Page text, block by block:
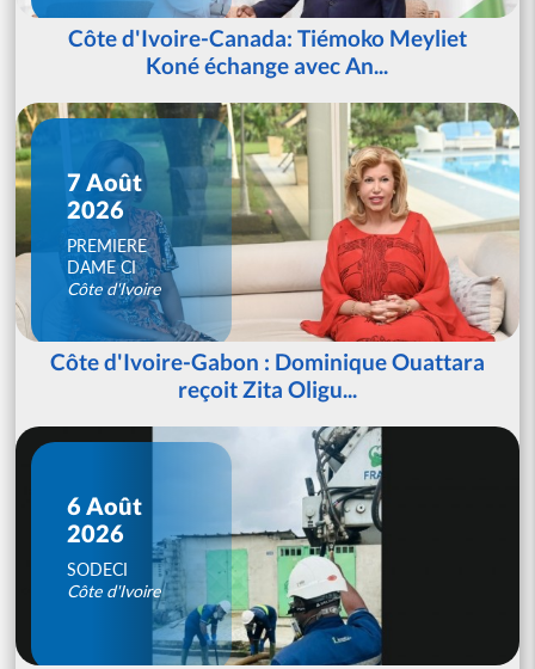
Côte d'Ivoire-Canada: Tiémoko Meyliet
Koné échange avec An...
7 Août
2026
PREMIERE
DAME CI
Côte d'Ivoire
Côte d'Ivoire-Gabon : Dominique Ouattara
reçoit Zita Oligu...
6 Août
2026
SODECI
Côte d'Ivoire